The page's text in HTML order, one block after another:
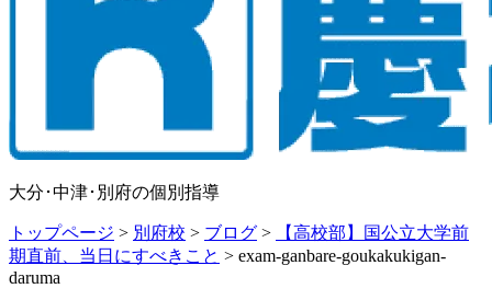
大分･中津･別府の個別指導
トップページ > 別府校 > ブログ >
【高校部】国公立大学前
期直前、当日にすべきこと > exam-ganbare-goukakukigan-
daruma